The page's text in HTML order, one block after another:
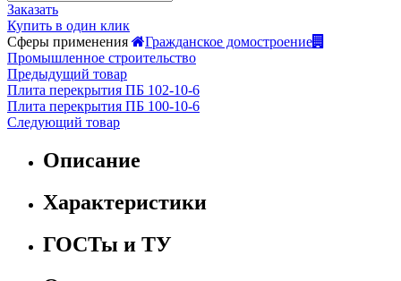
Заказать
Купить в один клик
Сферы применения
Гражданское домостроение
Промышленное строительство
Предыдущий товар
Плита перекрытия ПБ 102-10-6
Плита перекрытия ПБ 100-10-6
Следующий товар
Описание
Характеристики
ГОСТы и ТУ